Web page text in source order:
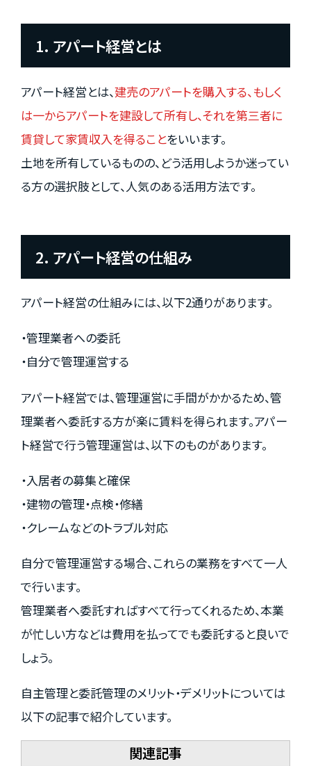
1. アパート経営とは
アパート経営とは、建売のアパートを購入する、もしく
は一からアパートを建設して所有し、それを第三者に
賃貸して家賃収入を得ることをいいます。
土地を所有しているものの、どう活用しようか迷ってい
る方の選択肢として、人気のある活用方法です。
2. アパート経営の仕組み
アパート経営の仕組みには、以下2通りがあります。
・管理業者への委託
・自分で管理運営する
アパート経営では、管理運営に手間がかかるため、管
理業者へ委託する方が楽に賃料を得られます。アパー
ト経営で行う管理運営は、以下のものがあります。
・入居者の募集と確保
・建物の管理・点検・修繕
・クレームなどのトラブル対応
自分で管理運営する場合、これらの業務をすべて一人
で行います。
管理業者へ委託すればすべて行ってくれるため、本業
が忙しい方などは費用を払ってでも委託すると良いで
しょう。
自主管理と委託管理のメリット・デメリットについては
以下の記事で紹介しています。